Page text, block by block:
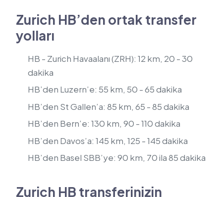
Zurich HB’den ortak transfer
yolları
HB - Zurich Havaalanı (ZRH): 12 km, 20 - 30
dakika
HB’den Luzern’e: 55 km, 50 - 65 dakika
HB’den St Gallen’a: 85 km, 65 - 85 dakika
HB’den Bern’e: 130 km, 90 - 110 dakika
HB’den Davos’a: 145 km, 125 - 145 dakika
HB’den Basel SBB’ye: 90 km, 70 ila 85 dakika
Zurich HB transferinizin